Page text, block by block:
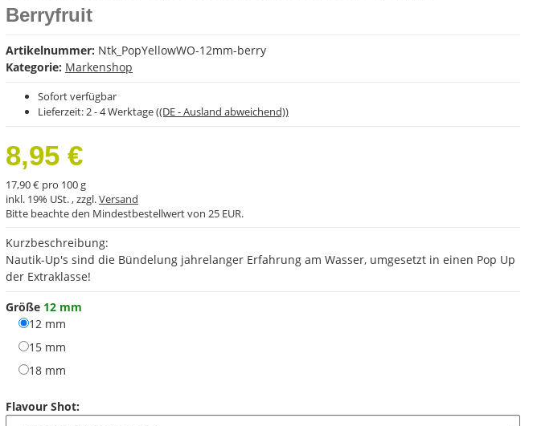
Berryfruit
Artikelnummer: Ntk_PopYellowWO-12mm-berry
Kategorie: Markenshop
Sofort verfügbar
Lieferzeit: 2 - 4 Werktage((DE - Ausland abweichend))
8,95 €
17,90 € pro 100 g
inkl. 19% USt. , zzgl.Versand
Bitte beachte den Mindestbestellwert von 25 EUR.
Kurzbeschreibung:
Nautik-Up's sind die Bündelung jahrelanger Erfahrung am Wasser, umgesetzt in einen Pop Up
der Extraklasse!
Größe 12 mm
12 mm
15 mm
18 mm
Flavour Shot: